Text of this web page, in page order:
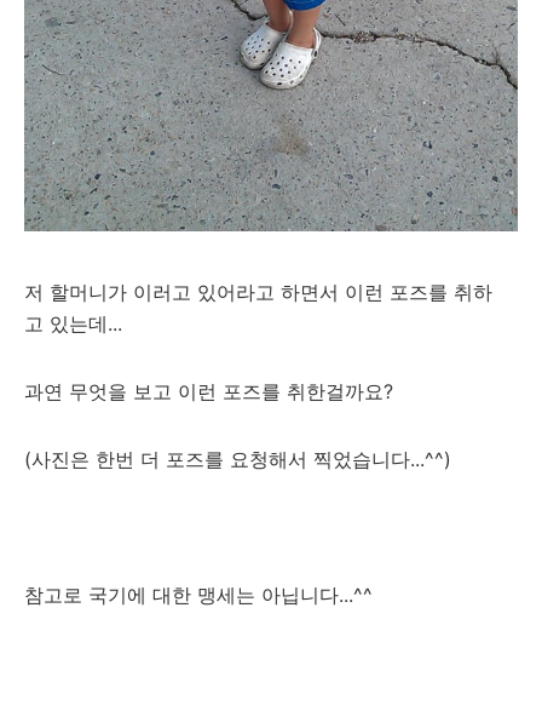
저 할머니가 이러고 있어라고 하면서 이런 포즈를 취하
고 있는데...
과연 무엇을 보고 이런 포즈를 취한걸까요?
(사진은 한번 더 포즈를 요청해서 찍었습니다...^^)
참고로 국기에 대한 맹세는 아닙니다...^^